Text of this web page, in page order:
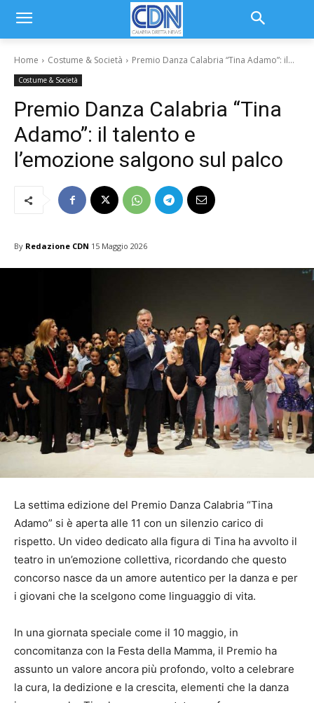
Home Costume & Società Premio Danza Calabria “Tina Adamo”: il...
Costume & Società
Premio Danza Calabria “Tina
Adamo”: il talento e
l’emozione salgono sul palco
By Redazione CDN 15 Maggio 2026
La settima edizione del Premio Danza Calabria “Tina
Adamo” si è aperta alle 11 con un silenzio carico di
rispetto. Un video dedicato alla figura di Tina ha avvolto il
teatro in un’emozione collettiva, ricordando che questo
concorso nasce da un amore autentico per la danza e per
i giovani che la scelgono come linguaggio di vita.
In una giornata speciale come il 10 maggio, in
concomitanza con la Festa della Mamma, il Premio ha
assunto un valore ancora più profondo, volto a celebrare
la cura, la dedizione e la crescita, elementi che la danza